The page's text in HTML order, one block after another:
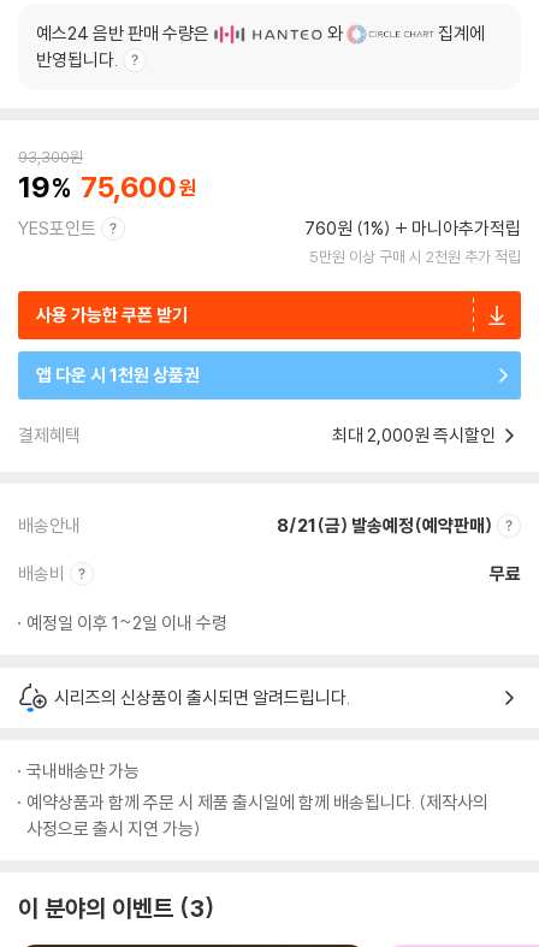
예스24 음반 판매 수량은 와
집계에
반영됩니다.
93,300원
19 75,600
YES포인트 760원 (1%) 마니아추가적립
5만원 이상 구매 시 2천원 추가 적립
사용 가능한 쿠폰 받기
앱 다운 시 1천원 상품권
결제혜택 최대 2,000원 즉시할인
배송안내 8/21(금) 발송예정(예약판매)
배송비 무료
예정일 이후 1~2일 이내 수령
시리즈의 신상품이 출시되면 알려드립니다.
국내배송만 가능
예약상품과 함께 주문 시 제품 출시일에 함께 배송됩니다. (제작사의
사정으로 출시 지연 가능)
이 분야의 이벤트 3